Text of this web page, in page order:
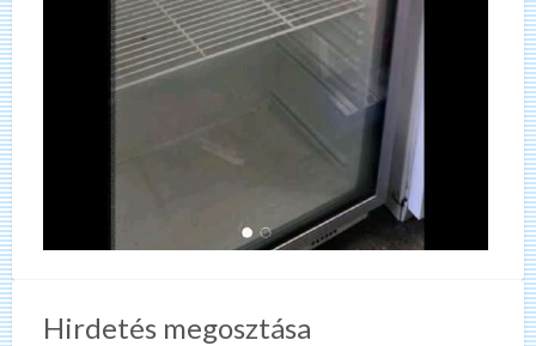
Hirdetés megosztása